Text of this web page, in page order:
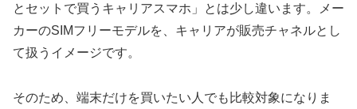
とセットで買うキャリアスマホ」とは少し違います。メー
カーのSIMフリーモデルを、キャリアが販売チャネルとし
て扱うイメージです。
そのため、端末だけを買いたい人でも比較対象になりま